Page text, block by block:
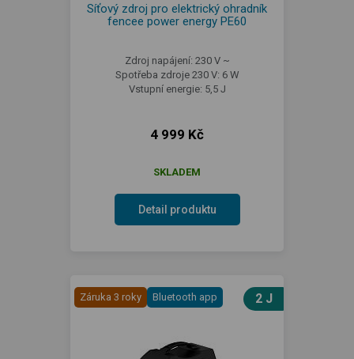
Síťový zdroj pro elektrický ohradník
fencee power energy PE60
Zdroj napájení: 230 V ~
Spotřeba zdroje 230 V: 6 W
Vstupní energie: 5,5 J
4 999 Kč
SKLADEM
Detail produktu
Záruka 3 roky Bluetooth app 2 J